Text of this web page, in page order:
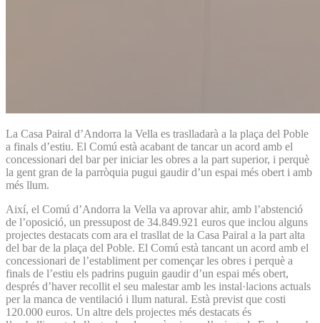
La Casa Pairal d’Andorra la Vella es traslladarà a la plaça del Poble
a finals d’estiu. El Comú està acabant de tancar un acord amb el
concessionari del bar per iniciar les obres a la part superior, i perquè
la gent gran de la parròquia pugui gaudir d’un espai més obert i amb
més llum.
Així, el Comú d’Andorra la Vella va aprovar ahir, amb l’abstenció
de l’oposició, un pressupost de 34.849.921 euros que inclou alguns
projectes destacats com ara el trasllat de la Casa Pairal a la part alta
del bar de la plaça del Poble. El Comú està tancant un acord amb el
concessionari de l’establiment per començar les obres i perquè a
finals de l’estiu els padrins puguin gaudir d’un espai més obert,
després d’haver recollit el seu malestar amb les instal·lacions actuals
per la manca de ventilació i llum natural. Està previst que costi
120.000 euros. Un altre dels projectes més destacats és